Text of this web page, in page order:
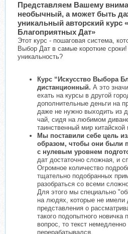
Представляем Вашему
необычный, а может быть
уникальный авторский курс
Благоприятных Дат»
Этот курс - пошаговая система,
Выбор Дат в самые короткие
уникальность?
Курс “Искусство Выбора
дистанционный. А это
ехать на курсы в другой
дополнительные деньги на
даже не нужно выходить из
чай, сидя на любимом
таинственный мир
Мы поставили себе цель
образом, чтобы они были
с нулевым уровнем
дат достаточно сложная, и
Огромное количество
тщательно подобранных
разобраться со всеми
Для этого мы специально
на людях, которые не имели
представления о
такого подопытного новичка
вопрос, то текст
перерабатывался.